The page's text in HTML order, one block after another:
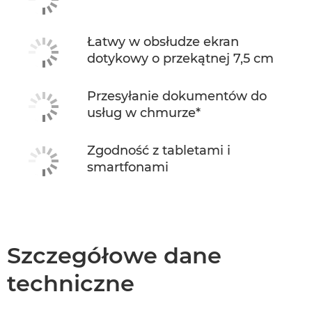
Łatwy w obsłudze ekran
dotykowy o przekątnej 7,5 cm
Przesyłanie dokumentów do
usług w chmurze*
Zgodność z tabletami i
smartfonami
Szczegółowe dane
techniczne